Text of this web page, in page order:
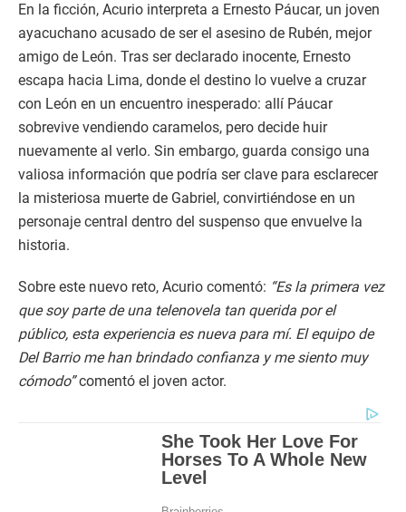
En la ficción, Acurio interpreta a Ernesto Páucar, un joven
ayacuchano acusado de ser el asesino de Rubén, mejor
amigo de León. Tras ser declarado inocente, Ernesto
escapa hacia Lima, donde el destino lo vuelve a cruzar
con León en un encuentro inesperado: allí Páucar
sobrevive vendiendo caramelos, pero decide huir
nuevamente al verlo. Sin embargo, guarda consigo una
valiosa información que podría ser clave para esclarecer
la misteriosa muerte de Gabriel, convirtiéndose en un
personaje central dentro del suspenso que envuelve la
historia.
Sobre este nuevo reto, Acurio comentó: “Es la primera vez
que soy parte de una telenovela tan querida por el
público, esta experiencia es nueva para mí. El equipo de
Del Barrio me han brindado confianza y me siento muy
cómodo”comentó el joven actor.